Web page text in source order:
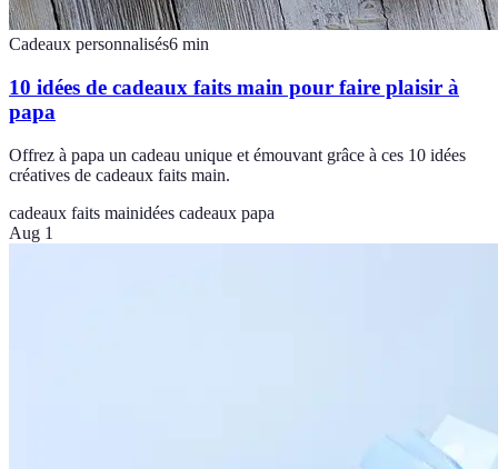
Cadeaux personnalisés6 min
10 idées de cadeaux faits main pour faire plaisir à
papa
Offrez à papa un cadeau unique et émouvant grâce à ces 10 idées
créatives de cadeaux faits main.
cadeaux faits mainidées cadeaux papa
Aug 1